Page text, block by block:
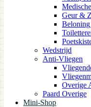
Geur &
Wedstrijd
Anti-Vliegen
Overige
Paard Overige
Mini-Shop